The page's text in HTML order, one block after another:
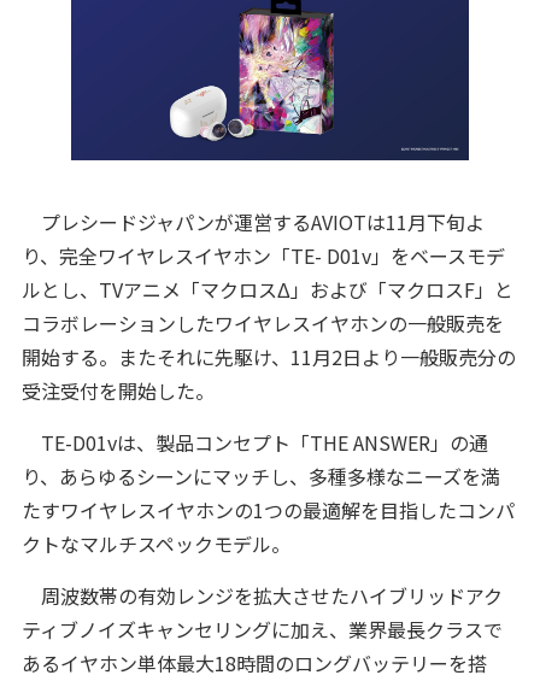
プレシードジャパンが運営するAVIOTは11月下旬よ
り、完全ワイヤレスイヤホン「TE- D01v」をベースモデ
ルとし、TVアニメ「マクロスΔ」および「マクロスF」と
コラボレーションしたワイヤレスイヤホンの一般販売を
開始する。またそれに先駆け、11月2日より一般販売分の
受注受付を開始した。
TE-D01vは、製品コンセプト「THE ANSWER」の通
り、あらゆるシーンにマッチし、多種多様なニーズを満
たすワイヤレスイヤホンの1つの最適解を目指したコンパ
クトなマルチスペックモデル。
周波数帯の有効レンジを拡大させたハイブリッドアク
ティブノイズキャンセリングに加え、業界最⻑クラスで
あるイヤホン単体最大18時間のロングバッテリーを搭